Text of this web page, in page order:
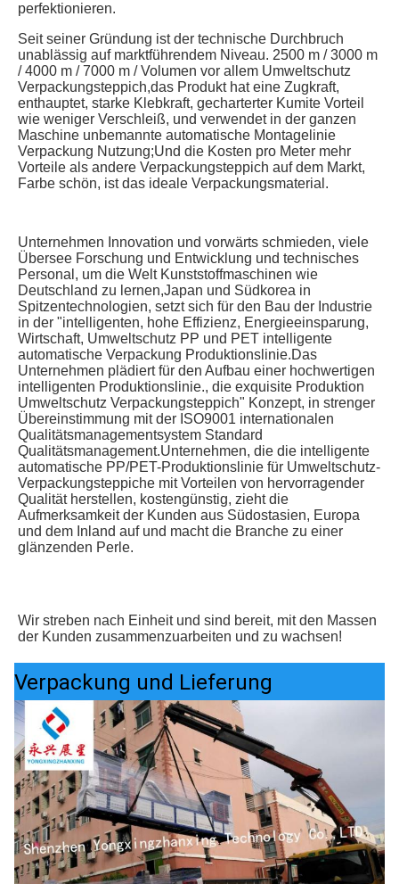
perfektionieren.
Seit seiner Gründung ist der technische Durchbruch
unablässig auf marktführendem Niveau. 2500 m / 3000 m
/ 4000 m / 7000 m / Volumen vor allem Umweltschutz
Verpackungsteppich,das Produkt hat eine Zugkraft,
enthauptet, starke Klebkraft, gecharterter Kumite Vorteil
wie weniger Verschleiß, und verwendet in der ganzen
Maschine unbemannte automatische Montagelinie
Verpackung Nutzung;Und die Kosten pro Meter mehr
Vorteile als andere Verpackungsteppich auf dem Markt,
Farbe schön, ist das ideale Verpackungsmaterial.
Unternehmen Innovation und vorwärts schmieden, viele
Übersee Forschung und Entwicklung und technisches
Personal, um die Welt Kunststoffmaschinen wie
Deutschland zu lernen,Japan und Südkorea in
Spitzentechnologien, setzt sich für den Bau der Industrie
in der "intelligenten, hohe Effizienz, Energieeinsparung,
Wirtschaft, Umweltschutz PP und PET intelligente
automatische Verpackung Produktionslinie.Das
Unternehmen plädiert für den Aufbau einer hochwertigen
intelligenten Produktionslinie., die exquisite Produktion
Umweltschutz Verpackungsteppich" Konzept, in strenger
Übereinstimmung mit der ISO9001 internationalen
Qualitätsmanagementsystem Standard
Qualitätsmanagement.Unternehmen, die die intelligente
automatische PP/PET-Produktionslinie für Umweltschutz-
Verpackungsteppiche mit Vorteilen von hervorragender
Qualität herstellen, kostengünstig, zieht die
Aufmerksamkeit der Kunden aus Südostasien, Europa
und dem Inland auf und macht die Branche zu einer
glänzenden Perle.
Wir streben nach Einheit und sind bereit, mit den Massen
der Kunden zusammenzuarbeiten und zu wachsen!
Verpackung und Lieferung